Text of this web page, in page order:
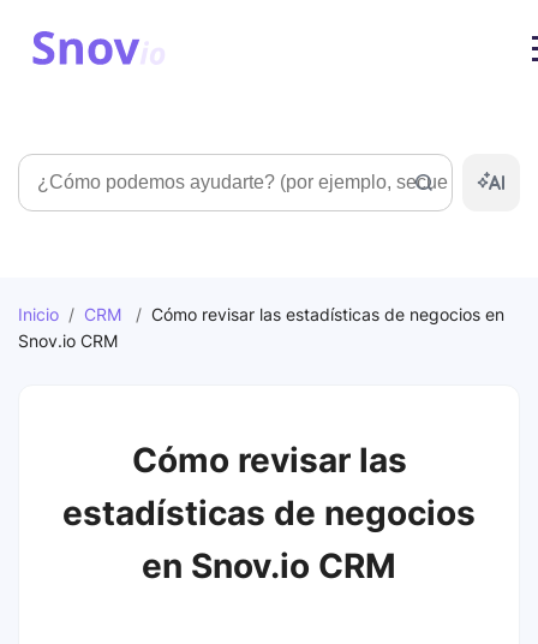
Búsqueda
Inicio / CRM / Cómo revisar las estadísticas de negocios en
Snov.io CRM
Cómo revisar las
estadísticas de negocios
en Snov.io CRM